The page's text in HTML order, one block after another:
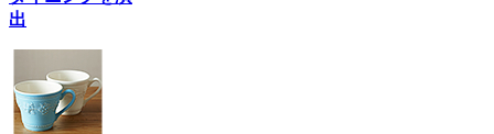
出